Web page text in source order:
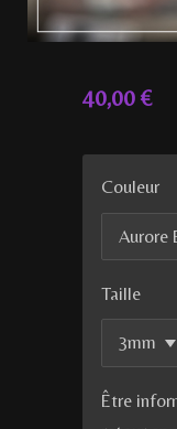
40,00 €
Couleur
Taille
Être